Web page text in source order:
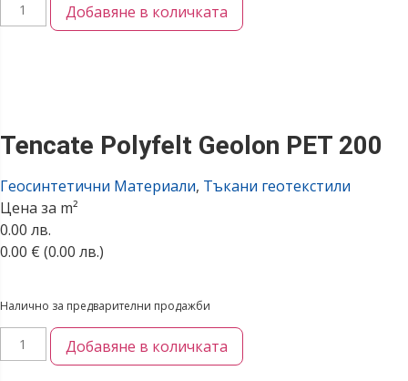
Добавяне в количката
Tencate Polyfelt Geolon PET 200
Геосинтетични Материали, Тъкани геотекстили
Цена за m²
0.00 лв.
0.00 € (0.00 лв.)
Налично за предварителни продажби
Добавяне в количката